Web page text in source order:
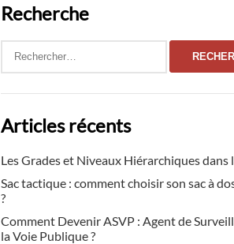
Recherche
Rechercher :
Articles récents
Les Grades et Niveaux Hiérarchiques dans
Sac tactique : comment choisir son sac à
?
Comment Devenir ASVP : Agent de
la Voie Publique ?